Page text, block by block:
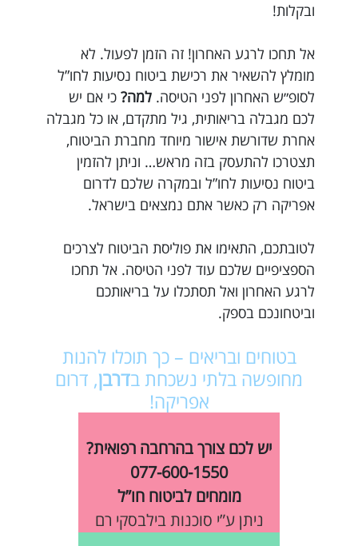
ובקלות!
אל תחכו לרגע האחרון! זה הזמן לפעול. לא
מומלץ להשאיר את רכישת ביטוח נסיעות לחו”ל
לסופ״ש האחרון לפני הטיסה. למה? כי אם יש
לכם מגבלה בריאותית, גיל מתקדם, או כל מגבלה
אחרת שדורשת אישור מיוחד מחברת הביטוח,
תצטרכו להתעסק בזה מראש… וניתן להזמין
ביטוח נסיעות לחו”ל ובמקרה שלכם לדרום
אפריקה רק כאשר אתם נמצאים בישראל.
לטובתכם, התאימו את פוליסת הביטוח לצרכים
הספציפיים שלכם עוד לפני הטיסה. אל תחכו
לרגע האחרון ואל תסתכלו על בריאותכם
וביטחונכם בספק.
בטוחים ובריאים – כך תוכלו להנות
מחופשה בלתי נשכחת בדרבן, דרום
אפריקה!
יש לכם צורך בהרחבה רפואית?
077-600-1550
מומחים לביטוח חו”ל
ניתן ע”י סוכנות בילבסקי רם